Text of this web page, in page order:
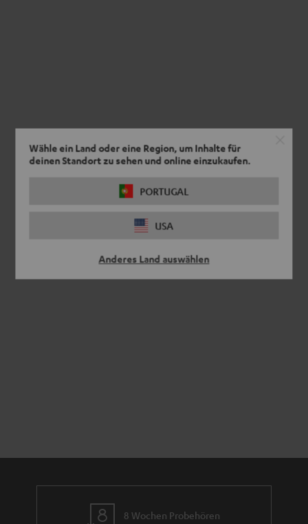
Wähle ein Land oder eine Region, um Inhalte für
deinen Standort zu sehen und online einzukaufen.
PORTUGAL
USA
Anderes Land auswählen
8 Wochen Probehören